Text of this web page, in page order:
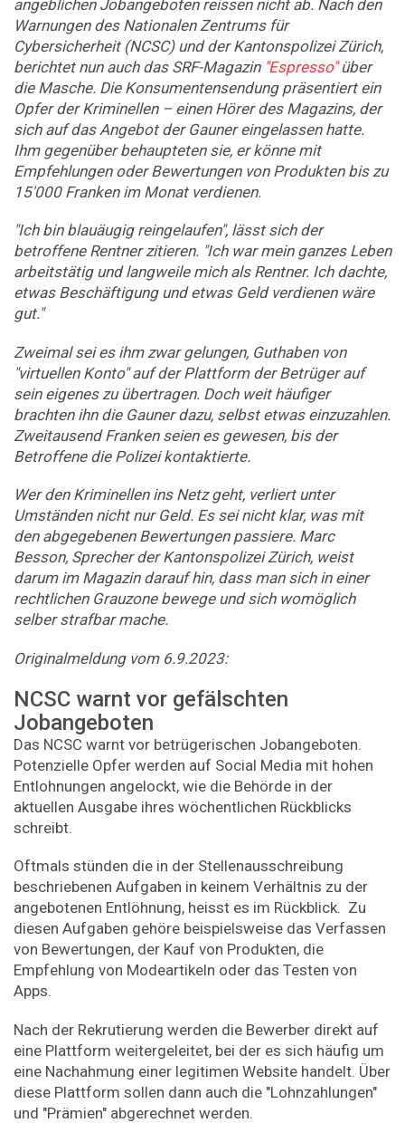
angeblichen Jobangeboten reissen nicht ab. Nach den
Warnungen des Nationalen Zentrums für
Cybersicherheit (NCSC) und der Kantonspolizei Zürich,
berichtet nun auch das SRF-Magazin "Espresso"über
die Masche. Die Konsumentensendung präsentiert ein
Opfer der Kriminellen – einen Hörer des Magazins, der
sich auf das Angebot der Gauner eingelassen hatte.
Ihm gegenüber behaupteten sie, er könne mit
Empfehlungen oder Bewertungen von Produkten bis zu
15'000 Franken im Monat verdienen.
"Ich bin blauäugig reingelaufen", lässt sich der
betroffene Rentner zitieren. "Ich war mein ganzes Leben
arbeitstätig und langweile mich als Rentner. Ich dachte,
etwas Beschäftigung und etwas Geld verdienen wäre
gut."
Zweimal sei es ihm zwar gelungen, Guthaben von
"virtuellen Konto" auf der Plattform der Betrüger auf
sein eigenes zu übertragen. Doch weit häufiger
brachten ihn die Gauner dazu, selbst etwas einzuzahlen.
Zweitausend Franken seien es gewesen, bis der
Betroffene die Polizei kontaktierte.
Wer den Kriminellen ins Netz geht, verliert unter
Umständen nicht nur Geld. Es sei nicht klar, was mit
den abgegebenen Bewertungen passiere. Marc
Besson, Sprecher der Kantonspolizei Zürich, weist
darum im Magazin darauf hin, dass man sich in einer
rechtlichen Grauzone bewege und sich womöglich
selber strafbar mache.
Originalmeldung vom 6.9.2023:
NCSC warnt vor gefälschten
Jobangeboten
Das NCSC warnt vor betrügerischen Jobangeboten.
Potenzielle Opfer werden auf Social Media mit hohen
Entlohnungen angelockt, wie die Behörde in der
aktuellen Ausgabe ihres wöchentlichen Rückblicks
schreibt.
Oftmals stünden die in der Stellenausschreibung
beschriebenen Aufgaben in keinem Verhältnis zu der
angebotenen Entlöhnung, heisst es im Rückblick. Zu
diesen Aufgaben gehöre beispielsweise das Verfassen
von Bewertungen, der Kauf von Produkten, die
Empfehlung von Modeartikeln oder das Testen von
Apps.
Nach der Rekrutierung werden die Bewerber direkt auf
eine Plattform weitergeleitet, bei der es sich häufig um
eine Nachahmung einer legitimen Website handelt. Über
diese Plattform sollen dann auch die "Lohnzahlungen"
und "Prämien" abgerechnet werden.